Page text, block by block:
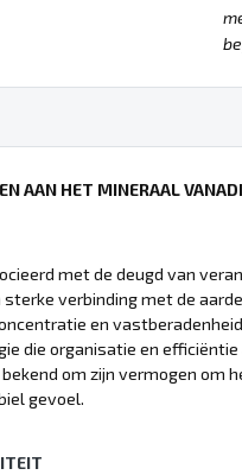
AAN HET MINERAAL
met de deugd van
verbinding met de
en
die organisatie en
om zijn vermogen
gevoel.